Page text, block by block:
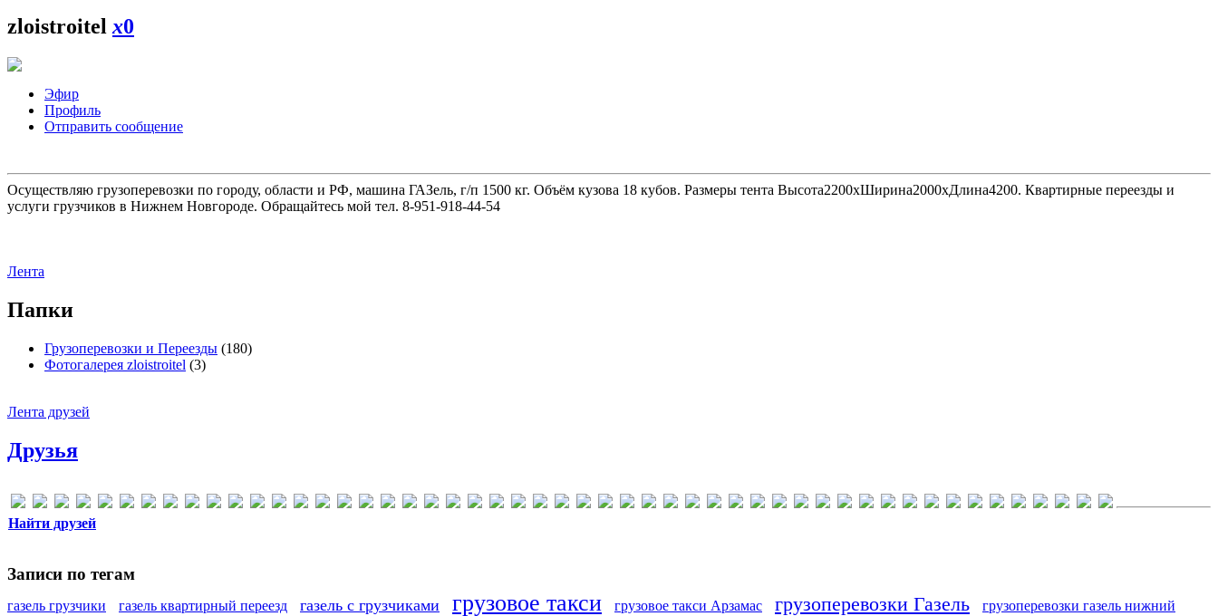
zloistroitel x0
Эфир
Профиль
Отправить сообщение
Осуществляю грузоперевозки по городу, области и РФ, машина ГАЗель, г/п 1500 кг. Объём кузова 18 кубов. Размеры тента Высота2200хШирина2000хДлина4200. Квартирные переезды и
услуги грузчиков в Нижнем Новгороде. Обращайтесь мой тел. 8-951-918-44-54
Лента
Папки
Грузоперевозки и Переезды (180)
Фотогалерея zloistroitel (3)
Лента друзей
Друзья
Найти друзей
Записи по тегам
газель грузчики газель квартирный переезд газель с грузчиками грузовое такси грузовое такси Арзамас грузоперевозки Газель грузоперевозки газель нижний